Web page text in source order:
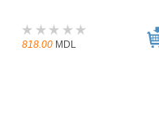
818.00 MDL